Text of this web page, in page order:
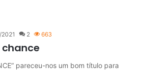
2 663
pareceu-nos um bom título para